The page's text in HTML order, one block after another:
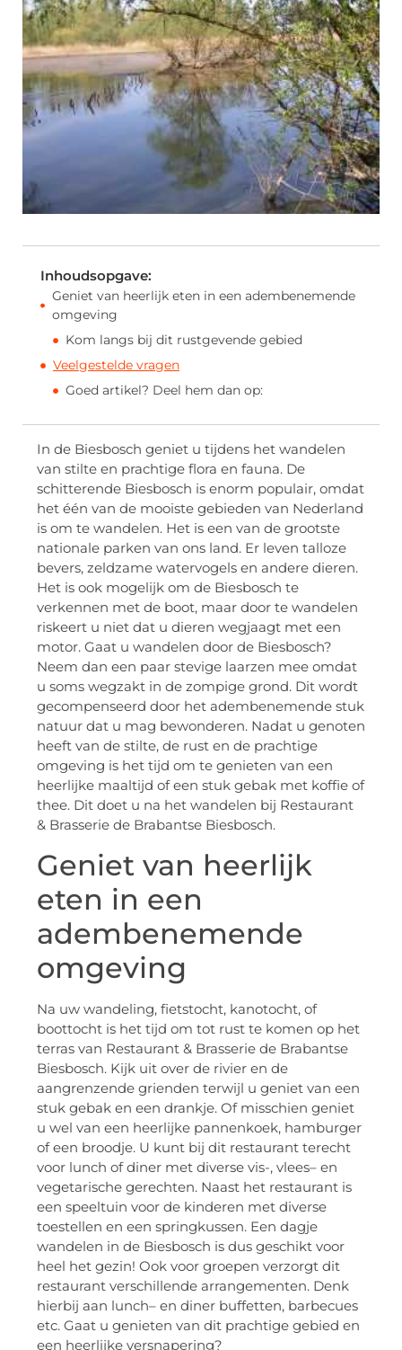
Inhoudsopgave:
Geniet van heerlijk eten in een adembenemende
omgeving
Kom langs bij dit rustgevende gebied
Veelgestelde vragen
Goed artikel? Deel hem dan op:
In de Biesbosch geniet u tijdens het wandelen
van stilte en prachtige flora en fauna. De
schitterende Biesbosch is enorm populair, omdat
het één van de mooiste gebieden van Nederland
is om te wandelen. Het is een van de grootste
nationale parken van ons land. Er leven talloze
bevers, zeldzame watervogels en andere dieren.
Het is ook mogelijk om de Biesbosch te
verkennen met de boot, maar door te wandelen
riskeert u niet dat u dieren wegjaagt met een
motor. Gaat u wandelen door de Biesbosch?
Neem dan een paar stevige laarzen mee omdat
u soms wegzakt in de zompige grond. Dit wordt
gecompenseerd door het adembenemende stuk
natuur dat u mag bewonderen. Nadat u genoten
heeft van de stilte, de rust en de prachtige
omgeving is het tijd om te genieten van een
heerlijke maaltijd of een stuk gebak met koffie of
thee. Dit doet u na het wandelen bij Restaurant
& Brasserie de Brabantse Biesbosch.
Geniet van heerlijk
eten in een
adembenemende
omgeving
Na uw wandeling, fietstocht, kanotocht, of
boottocht is het tijd om tot rust te komen op het
terras van Restaurant & Brasserie de Brabantse
Biesbosch. Kijk uit over de rivier en de
aangrenzende grienden terwijl u geniet van een
stuk gebak en een drankje. Of misschien geniet
u wel van een heerlijke pannenkoek, hamburger
of een broodje. U kunt bij dit restaurant terecht
voor lunch of diner met diverse vis-, vlees– en
vegetarische gerechten. Naast het restaurant is
een speeltuin voor de kinderen met diverse
toestellen en een springkussen. Een dagje
wandelen in de Biesbosch is dus geschikt voor
heel het gezin! Ook voor groepen verzorgt dit
restaurant verschillende arrangementen. Denk
hierbij aan lunch– en diner buffetten, barbecues
etc. Gaat u genieten van dit prachtige gebied en
een heerlijke versnapering?